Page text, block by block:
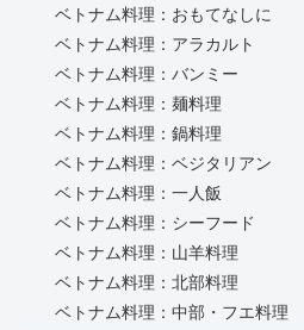
ベトナム料理：おもてなしに
ベトナム料理：アラカルト
ベトナム料理：バンミー
ベトナム料理：麺料理
ベトナム料理：鍋料理
ベトナム料理：ベジタリアン
ベトナム料理：一人飯
ベトナム料理：シーフード
ベトナム料理：山羊料理
ベトナム料理：北部料理
ベトナム料理：中部・フエ料理